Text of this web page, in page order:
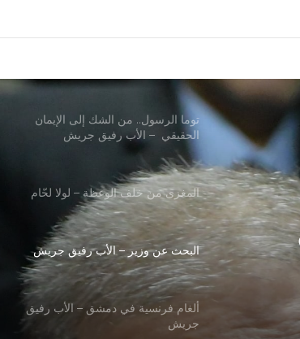
توما الرسول.. من الشك إلى الإيمان
الحقيقي – الأب رفيق جريش
المغزى من خلف الوعظة – لولا لحّام
البحث عن وزير – الأب رفيق جريش
ألغام فرنسية في دمشق – الأب رفيق
جريش